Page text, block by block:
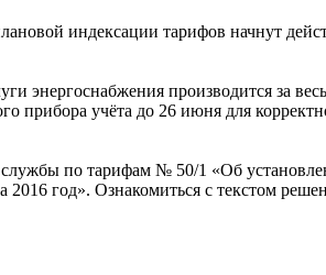
индексации тарифов начнут
энергоснабжения производится за
прибора учёта до 26 июня для
по тарифам № 50/1 «Об
2016 год». Ознакомиться с текстом